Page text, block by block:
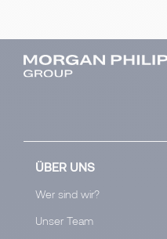
ÜBER UNS
Wer sind wir?
Unser Team